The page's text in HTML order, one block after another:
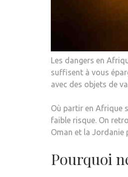
Les dangers en
suffisent à vous
avec des objets de
Où partir en Afrique
faible risque. On
Oman et la Jordanie
Pourquoi